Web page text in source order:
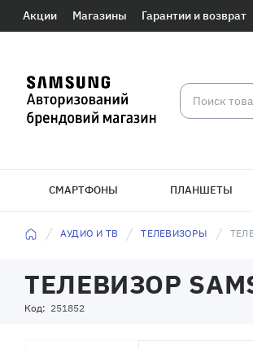
Акции Магазины Гарантии и возврат
СМАРТФОНЫ ПЛАНШЕТЫ
АУДИО И ТВ ТЕЛЕВИЗОРЫ
ТЕЛЕВИЗОР
Код: 251852